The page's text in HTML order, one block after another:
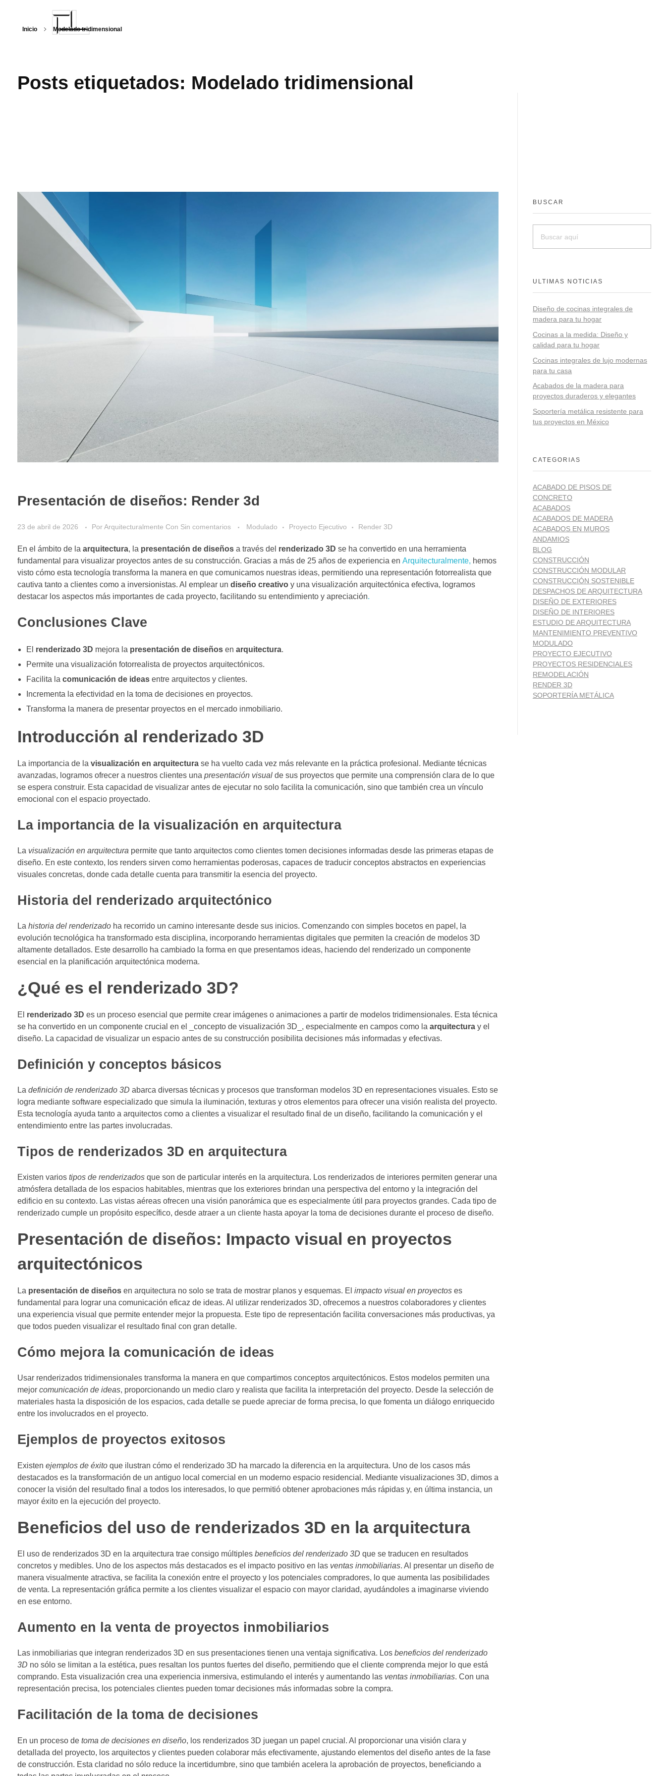
Inicio Modelado tridimensional
Posts etiquetados: Modelado tridimensional
Presentación de diseños: Render 3d
23 de abril de 2026 PorArquitecturalmente Con Sin comentarios Modulado Proyecto Ejecutivo Render 3D
En el ámbito de la arquitectura, la presentación de diseños a través del renderizado 3D se ha convertido en una herramienta
fundamental para visualizar proyectos antes de su construcción. Gracias a más de 25 años de experiencia en Arquitecturalmente, hemos
visto cómo esta tecnología transforma la manera en que comunicamos nuestras ideas, permitiendo una representación fotorrealista que
cautiva tanto a clientes como a inversionistas. Al emplear un diseño creativo y una visualización arquitectónica efectiva, logramos
destacar los aspectos más importantes de cada proyecto, facilitando su entendimiento y apreciación.
Conclusiones Clave
El renderizado 3D mejora la presentación de diseñosen arquitectura.
Permite una visualización fotorrealista de proyectos arquitectónicos.
Facilita la comunicación de ideasentre arquitectos y clientes.
Incrementa la efectividad en la toma de decisiones en proyectos.
Transforma la manera de presentar proyectos en el mercado inmobiliario.
Introducción al renderizado 3D
La importancia de la visualización en arquitectura se ha vuelto cada vez más relevante en la práctica profesional. Mediante técnicas
avanzadas, logramos ofrecer a nuestros clientes una presentación visual de sus proyectos que permite una comprensión clara de lo que
se espera construir. Esta capacidad de visualizar antes de ejecutar no solo facilita la comunicación, sino que también crea un vínculo
emocional con el espacio proyectado.
La importancia de la visualización en arquitectura
La visualización en arquitectura permite que tanto arquitectos como clientes tomen decisiones informadas desde las primeras etapas de
diseño. En este contexto, los renders sirven como herramientas poderosas, capaces de traducir conceptos abstractos en experiencias
visuales concretas, donde cada detalle cuenta para transmitir la esencia del proyecto.
Historia del renderizado arquitectónico
La historia del renderizado ha recorrido un camino interesante desde sus inicios. Comenzando con simples bocetos en papel, la
evolución tecnológica ha transformado esta disciplina, incorporando herramientas digitales que permiten la creación de modelos 3D
altamente detallados. Este desarrollo ha cambiado la forma en que presentamos ideas, haciendo del renderizado un componente
esencial en la planificación arquitectónica moderna.
¿Qué es el renderizado 3D?
El renderizado 3D es un proceso esencial que permite crear imágenes o animaciones a partir de modelos tridimensionales. Esta técnica
se ha convertido en un componente crucial en el _concepto de visualización 3D_, especialmente en campos como la arquitectura y el
diseño. La capacidad de visualizar un espacio antes de su construcción posibilita decisiones más informadas y efectivas.
Definición y conceptos básicos
La definición de renderizado 3D abarca diversas técnicas y procesos que transforman modelos 3D en representaciones visuales. Esto se
logra mediante software especializado que simula la iluminación, texturas y otros elementos para ofrecer una visión realista del proyecto.
Esta tecnología ayuda tanto a arquitectos como a clientes a visualizar el resultado final de un diseño, facilitando la comunicación y el
entendimiento entre las partes involucradas.
Tipos de renderizados 3D en arquitectura
Existen varios tipos de renderizados que son de particular interés en la arquitectura. Los renderizados de interiores permiten generar una
atmósfera detallada de los espacios habitables, mientras que los exteriores brindan una perspectiva del entorno y la integración del
edificio en su contexto. Las vistas aéreas ofrecen una visión panorámica que es especialmente útil para proyectos grandes. Cada tipo de
renderizado cumple un propósito específico, desde atraer a un cliente hasta apoyar la toma de decisiones durante el proceso de diseño.
Presentación de diseños: Impacto visual en proyectos
arquitectónicos
La presentación de diseños en arquitectura no solo se trata de mostrar planos y esquemas. El impacto visual en proyectos es
fundamental para lograr una comunicación eficaz de ideas. Al utilizar renderizados 3D, ofrecemos a nuestros colaboradores y clientes
una experiencia visual que permite entender mejor la propuesta. Este tipo de representación facilita conversaciones más productivas, ya
que todos pueden visualizar el resultado final con gran detalle.
Cómo mejora la comunicación de ideas
Usar renderizados tridimensionales transforma la manera en que compartimos conceptos arquitectónicos. Estos modelos permiten una
mejor comunicación de ideas, proporcionando un medio claro y realista que facilita la interpretación del proyecto. Desde la selección de
materiales hasta la disposición de los espacios, cada detalle se puede apreciar de forma precisa, lo que fomenta un diálogo enriquecido
entre los involucrados en el proyecto.
Ejemplos de proyectos exitosos
Existen ejemplos de éxito que ilustran cómo el renderizado 3D ha marcado la diferencia en la arquitectura. Uno de los casos más
destacados es la transformación de un antiguo local comercial en un moderno espacio residencial. Mediante visualizaciones 3D, dimos a
conocer la visión del resultado final a todos los interesados, lo que permitió obtener aprobaciones más rápidas y, en última instancia, un
mayor éxito en la ejecución del proyecto.
Beneficios del uso de renderizados 3D en la arquitectura
El uso de renderizados 3D en la arquitectura trae consigo múltiples beneficios del renderizado 3D que se traducen en resultados
concretos y medibles. Uno de los aspectos más destacados es el impacto positivo en las ventas inmobiliarias. Al presentar un diseño de
manera visualmente atractiva, se facilita la conexión entre el proyecto y los potenciales compradores, lo que aumenta las posibilidades
de venta. La representación gráfica permite a los clientes visualizar el espacio con mayor claridad, ayudándoles a imaginarse viviendo
en ese entorno.
Aumento en la venta de proyectos inmobiliarios
Las inmobiliarias que integran renderizados 3D en sus presentaciones tienen una ventaja significativa. Los beneficios del renderizado
3D no sólo se limitan a la estética, pues resaltan los puntos fuertes del diseño, permitiendo que el cliente comprenda mejor lo que está
comprando. Esta visualización crea una experiencia inmersiva, estimulando el interés y aumentando las ventas inmobiliarias. Con una
representación precisa, los potenciales clientes pueden tomar decisiones más informadas sobre la compra.
Facilitación de la toma de decisiones
En un proceso de toma de decisiones en diseño, los renderizados 3D juegan un papel crucial. Al proporcionar una visión clara y
detallada del proyecto, los arquitectos y clientes pueden colaborar más efectivamente, ajustando elementos del diseño antes de la fase
de construcción. Esta claridad no sólo reduce la incertidumbre, sino que también acelera la aprobación de proyectos, beneficiando a
BUSCAR
ULTIMAS NOTICIAS
Diseño de cocinas integrales de
madera para tu hogar
Cocinas a la medida: Diseño y
calidad para tu hogar
Cocinas integrales de lujo modernas
para tu casa
Acabados de la madera para
proyectos duraderos y elegantes
Soportería metálica resistente para
tus proyectos en México
CATEGORIAS
ACABADO DE PISOS DE
CONCRETO
ACABADOS
ACABADOS DE MADERA
ACABADOS EN MUROS
ANDAMIOS
BLOG
CONSTRUCCIÓN
CONSTRUCCIÓN MODULAR
CONSTRUCCIÓN SOSTENIBLE
DESPACHOS DE ARQUITECTURA
DISEÑO DE EXTERIORES
DISEÑO DE INTERIORES
ESTUDIO DE ARQUITECTURA
MANTENIMIENTO PREVENTIVO
MODULADO
PROYECTO EJECUTIVO
PROYECTOS RESIDENCIALES
REMODELACIÓN
RENDER 3D
SOPORTERÍA METÁLICA